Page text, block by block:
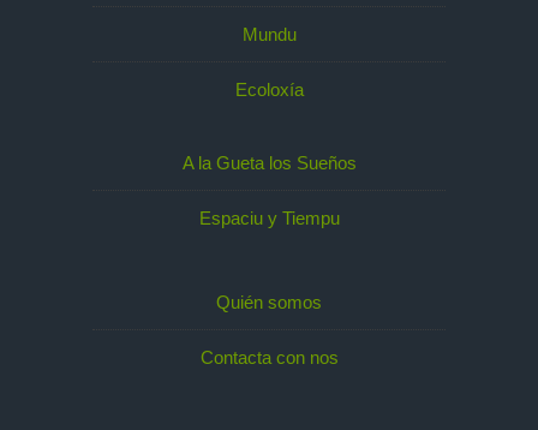
Mundu
Ecoloxía
A la Gueta los Sueños
Espaciu y Tiempu
Quién somos
Contacta con nos